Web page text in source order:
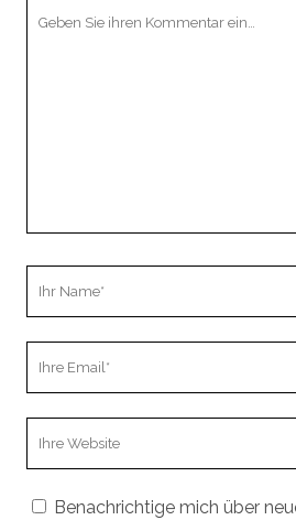
Benachrichtige mich über